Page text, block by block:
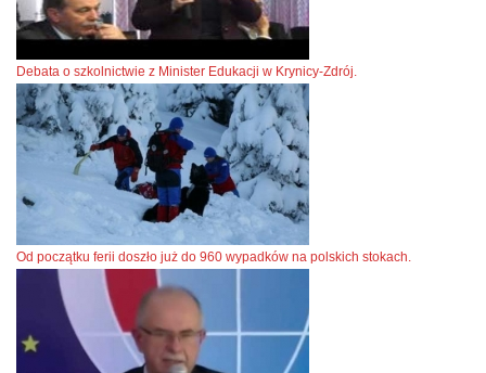
Debata o szkolnictwie z Minister Edukacji w Krynicy-Zdrój.
Od początku ferii doszło już do 960 wypadków na polskich stokach.